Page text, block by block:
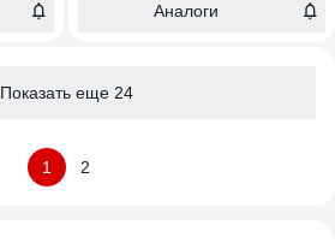
Аналоги
Показать еще 24
1 2